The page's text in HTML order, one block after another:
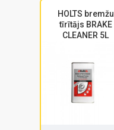
HOLTS bremžu
tīrītājs BRAKE
CLEANER 5L